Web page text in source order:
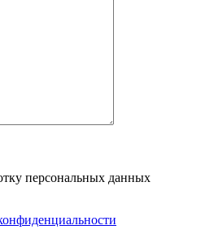
персональных данных